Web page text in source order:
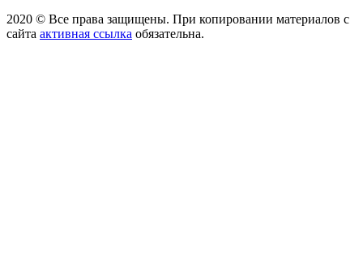
2020 © Все права защищены. При копировании материалов с
сайта активная ссылка обязательна.